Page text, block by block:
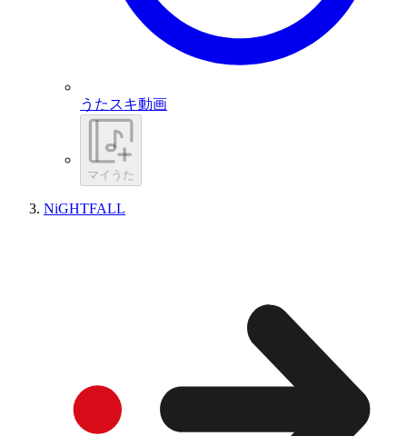
うたスキ動画
マイうた
NiGHTFALL